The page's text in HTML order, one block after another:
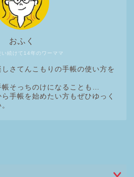
い続けて14年のワーママ
おふく
さてんこもりの手帳の使い方を
そっちのけになることも…
手帳を始めたい方もぜひゆっく